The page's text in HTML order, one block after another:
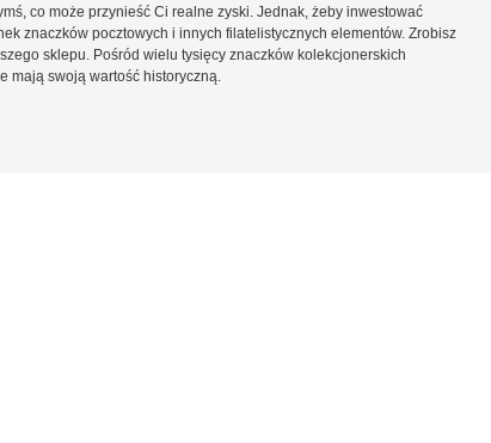
co może przynieść Ci realne zyski. Jednak, żeby inwestować
znaczków pocztowych i innych filatelistycznych elementów. Zrobisz
sklepu. Pośród wielu tysięcy znaczków kolekcjonerskich
mają swoją wartość historyczną.